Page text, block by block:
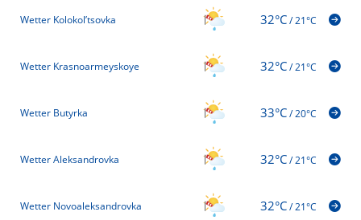
Wetter Kolokol’tsovka 32°C/21°C
Wetter Krasnoarmeyskoye 32°C/21°C
Wetter Butyrka 33°C/20°C
Wetter Aleksandrovka 32°C/21°C
Wetter Novoaleksandrovka 32°C/21°C